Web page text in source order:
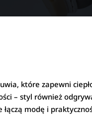
które zapewni
– styl również
modę i